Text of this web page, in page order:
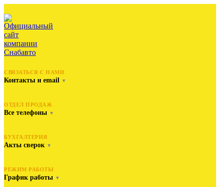
СВЯЗАТЬСЯ С НАМИ
Контакты и email ▼
ОТДЕЛ ПРОДАЖ
Все телефоны ▼
БУХГАЛТЕРИЯ
Акты сверок ▼
РЕЖИМ РАБОТЫ
График работы ▼